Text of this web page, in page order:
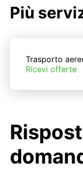
Più
Trasporto
Ricevi offerte